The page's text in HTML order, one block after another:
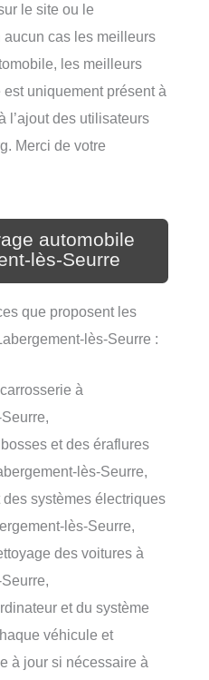
le site ou le
cas les meilleurs
les meilleurs
uniquement présent à
l’ajout des utilisateurs
Merci de votre
automobile
lès-Seurre
que proposent les
lès-Seurre :
à
et des éraflures
lès-Seurre,
des systèmes électriques
lès-Seurre,
des voitures à
et du système
véhicule et
à jour si nécessaire à